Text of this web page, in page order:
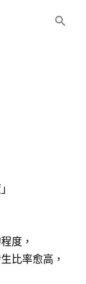
度，
比率愈高，